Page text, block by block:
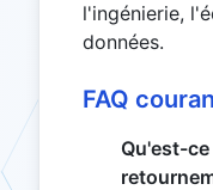
l'ingénierie,
données.
FAQ
Qu'est-